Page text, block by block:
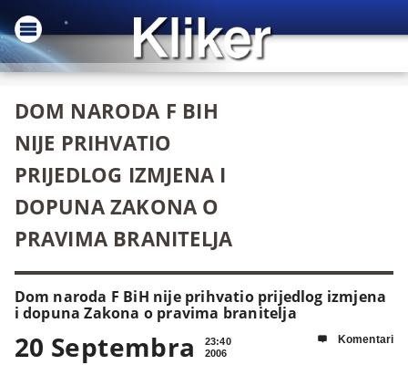
DOM NARODA F BIH
NIJE PRIHVATIO
PRIJEDLOG IZMJENA I
DOPUNA ZAKONA O
PRAVIMA BRANITELJA
Dom naroda F BiH nije prihvatio prijedlog izmjena
i dopuna Zakona o pravima branitelja
20 Septembra
23:40
2006
 Komentari